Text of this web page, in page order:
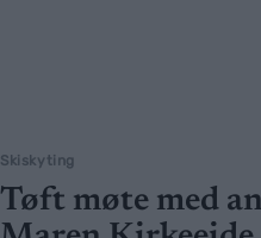
Skiskyting
Tøft møte med